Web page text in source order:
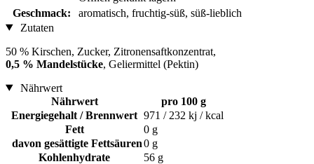
Geschmack:
aromatisch, fruchtig-süß, süß-lieblich
Zutaten
50 % Kirschen, Zucker, Zitronensaftkonzentrat,
0,5 % Mandelstücke, Geliermittel (Pektin)
Nährwert
Nährwert
pro 100 g
Energiegehalt / Brennwert 971 / 232 kj / kcal
Fett
0 g
davon gesättigte Fettsäuren0 g
Kohlenhydrate
56 g